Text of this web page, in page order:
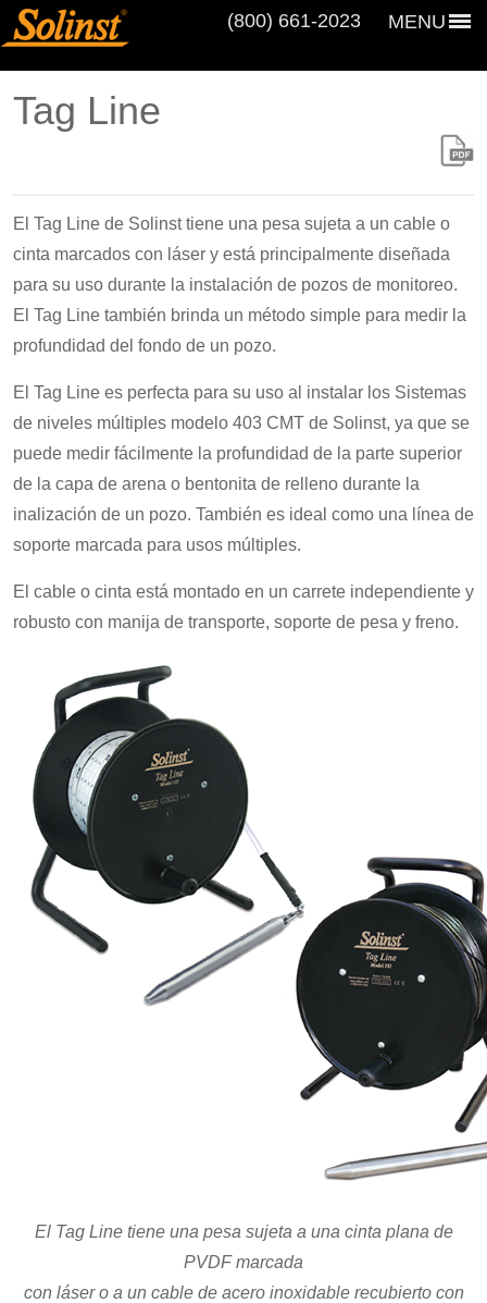
MENU
(800) 661‑2023
Tag Line
El Tag Line de Solinst tiene una pesa sujeta a un cable o
cinta marcados con láser y está principalmente diseñada
para su uso durante la instalación de pozos de monitoreo.
El Tag Line también brinda un método simple para medir la
profundidad del fondo de un pozo.
El Tag Line es perfecta para su uso al instalar los Sistemas
de niveles múltiples modelo 403 CMT de Solinst, ya que se
puede medir fácilmente la profundidad de la parte superior
de la capa de arena o bentonita de relleno durante la
inalización de un pozo. También es ideal como una línea de
soporte marcada para usos múltiples.
El cable o cinta está montado en un carrete independiente y
robusto con manija de transporte, soporte de pesa y freno.
El Tag Line tiene una pesa sujeta a una cinta plana de
PVDF marcada
con láser o a un cable de acero inoxidable recubierto con